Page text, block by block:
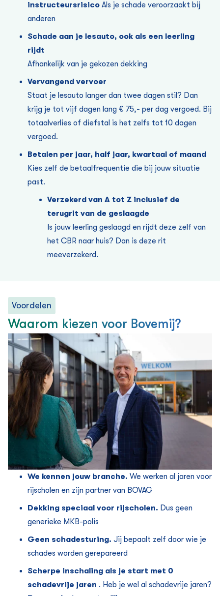
instructeursrisico Als je schade veroorzaakt bij
anderen
Schade aan je lesauto, ook als een leerling
rijdt
Afhankelijk van je gekozen dekking
Vervangend vervoer
Staat je lesauto langer dan twee dagen stil? Dan
krijg je tot vijf dagen lang € 75,- per dag vergoed. Bij
totaalverlies of diefstal is het zelfs tot 10 dagen
vergoed.
Betalen per jaar, half jaar, kwartaal of maand
Kies zelf de betaalfrequentie die bij jouw situatie
past.
Verzekerd van A tot Z inclusief de
terugrit van de geslaagde
Is jouw leerling geslaagd en rijdt deze zelf van
het CBR naar huis? Dan is deze rit
meeverzekerd.
Voordelen
Waarom kiezen voor Bovemij?
We kennen jouw branche. We werken al jaren voor
rijscholen en zijn partner van BOVAG
Dekking speciaal voor rijscholen. Dus geen
generieke MKB-polis
Geen schadesturing. Jij bepaalt zelf door wie je
schades worden gerepareerd
Scherpe inschaling als je start met 0
schadevrije jaren . Heb je wel al schadevrije jaren?